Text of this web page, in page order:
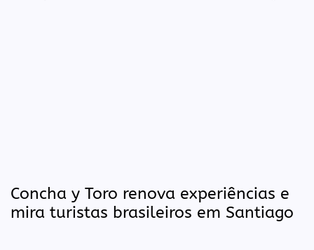
Concha y Toro renova experiências e
mira turistas brasileiros em Santiago